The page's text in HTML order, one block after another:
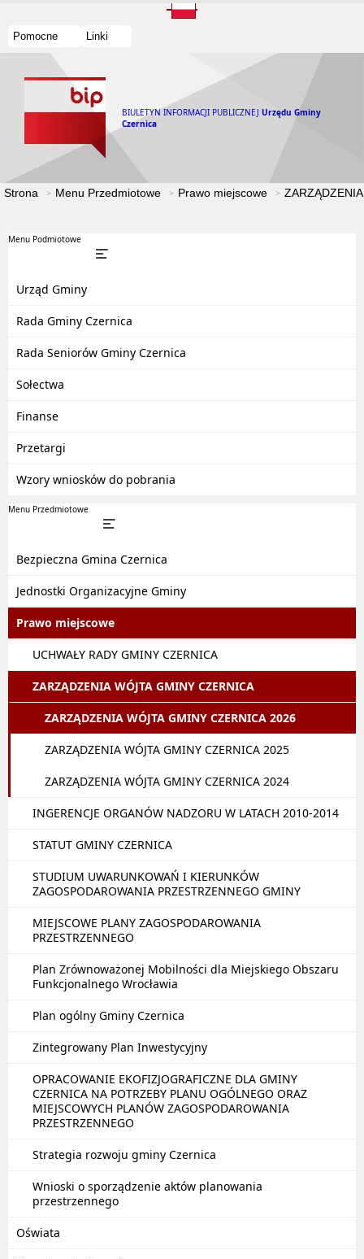
Pomocne Linki
BIULETYN INFORMACJI PUBLICZNEJ Urzędu Gminy
Czernica
Strona Menu Przedmiotowe Prawo miejscowe
Menu Podmiotowe
Urząd Gminy
Rada Gminy Czernica
Rada Seniorów Gminy Czernica
Sołectwa
Finanse
Przetargi
Wzory wniosków do pobrania
Menu Przedmiotowe
Bezpieczna Gmina Czernica
Jednostki Organizacyjne Gminy
Prawo miejscowe
UCHWAŁY RADY GMINY CZERNICA
ZARZĄDZENIA WÓJTA GMINY CZERNICA
ZARZĄDZENIA WÓJTA GMINY CZERNICA 2026
ZARZĄDZENIA WÓJTA GMINY CZERNICA 2025
ZARZĄDZENIA WÓJTA GMINY CZERNICA 2024
INGERENCJE ORGANÓW NADZORU W LATACH 2010-2014
STATUT GMINY CZERNICA
STUDIUM UWARUNKOWAŃ I KIERUNKÓW
ZAGOSPODAROWANIA PRZESTRZENNEGO GMINY
MIEJSCOWE PLANY ZAGOSPODAROWANIA
PRZESTRZENNEGO
Plan Zrównoważonej Mobilności dla Miejskiego Obszaru
Funkcjonalnego Wrocławia
Plan ogólny Gminy Czernica
Zintegrowany Plan Inwestycyjny
OPRACOWANIE EKOFIZJOGRAFICZNE DLA GMINY
CZERNICA NA POTRZEBY PLANU OGÓLNEGO ORAZ
MIEJSCOWYCH PLANÓW ZAGOSPODAROWANIA
PRZESTRZENNEGO
Strategia rozwoju gminy Czernica
Wnioski o sporządzenie aktów planowania
przestrzennego
Oświata